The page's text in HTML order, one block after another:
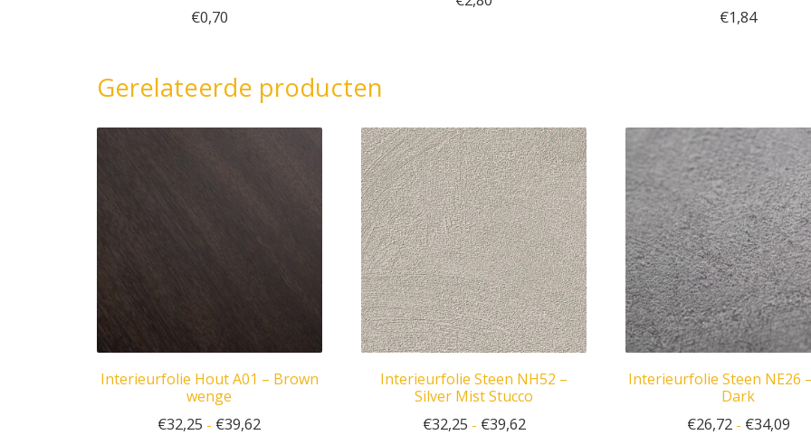
€0,70
€1,84
Gerelateerde producten
Interieurfolie Hout A01 – Brown
wenge
€32,25 - €39,62
Interieurfolie Steen NH52 –
Silver Mist Stucco
€32,25 - €39,62
Interieurfolie Steen NE26
Dark
€26,72- €34,09